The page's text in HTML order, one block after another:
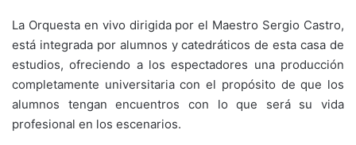
La Orquesta en vivo dirigida por el Maestro Sergio Castro,
está integrada por alumnos y catedráticos de esta casa de
estudios, ofreciendo a los espectadores una producción
completamente universitaria con el propósito de que los
alumnos tengan encuentros con lo que será su vida
profesional en los escenarios.